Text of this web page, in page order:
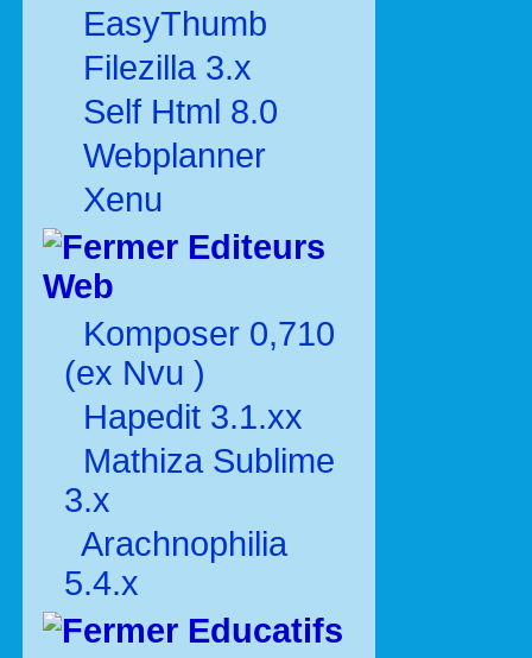
EasyThumb
Filezilla 3.x
Self Html 8.0
Webplanner
Xenu
Editeurs
Web
Komposer 0,710
(ex Nvu )
Hapedit 3.1.xx
Mathiza Sublime
3.x
Arachnophilia
5.4.x
Educatifs